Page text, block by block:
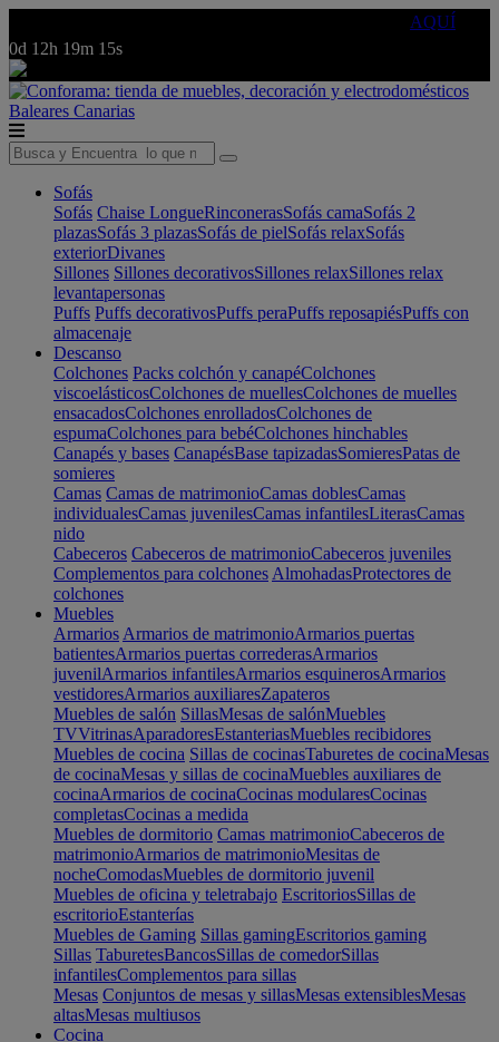
AQUÍ
0d 12h 19m 15s
Baleares Canarias
Sofás
Sofás Chaise LongueRinconerasSofás camaSofás 2
plazasSofás 3 plazasSofás de pielSofás relaxSofás
exteriorDivanes
Sillones Sillones decorativosSillones relaxSillones relax
levantapersonas
Puffs Puffs decorativosPuffs peraPuffs reposapiésPuffs con
almacenaje
Descanso
Colchones Packs colchón y canapéColchones
viscoelásticosColchones de muellesColchones de muelles
ensacadosColchones enrolladosColchones de
espumaColchones para bebéColchones hinchables
Canapés y bases CanapésBase tapizadasSomieresPatas de
somieres
Camas Camas de matrimonioCamas doblesCamas
individualesCamas juvenilesCamas infantilesLiterasCamas
nido
Cabeceros Cabeceros de matrimonioCabeceros juveniles
Complementos para colchones AlmohadasProtectores de
colchones
Muebles
Armarios Armarios de matrimonioArmarios puertas
batientesArmarios puertas correderasArmarios
juvenilArmarios infantilesArmarios esquinerosArmarios
vestidoresArmarios auxiliaresZapateros
Muebles de salón SillasMesas de salónMuebles
TVVitrinasAparadoresEstanteriasMuebles recibidores
Muebles de cocina Sillas de cocinasTaburetes de cocinaMesas
de cocinaMesas y sillas de cocinaMuebles auxiliares de
cocinaArmarios de cocinaCocinas modularesCocinas
completasCocinas a medida
Muebles de dormitorio Camas matrimonioCabeceros de
matrimonioArmarios de matrimonioMesitas de
nocheComodasMuebles de dormitorio juvenil
Muebles de oficina y teletrabajo EscritoriosSillas de
escritorioEstanterías
Muebles de Gaming Sillas gamingEscritorios gaming
Sillas TaburetesBancosSillas de comedorSillas
infantilesComplementos para sillas
Mesas Conjuntos de mesas y sillasMesas extensiblesMesas
altasMesas multiusos
Cocina